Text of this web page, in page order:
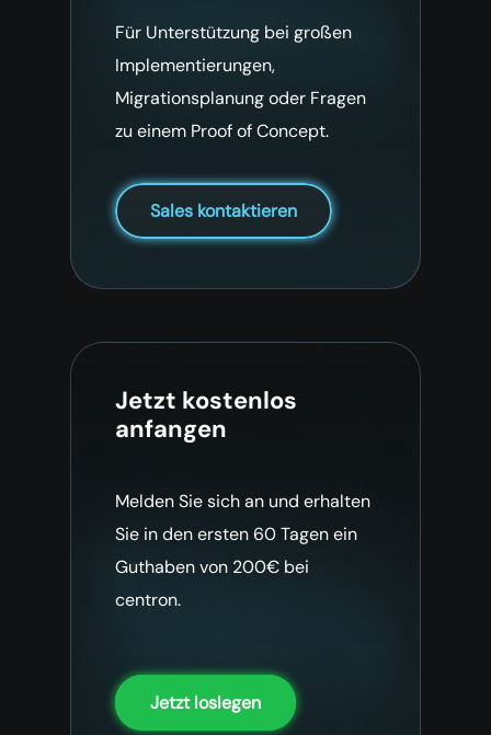
Für Unterstützung bei großen
Implementierungen,
Migrationsplanung oder Fragen
zu einem Proof of Concept.
Sales kontaktieren
Jetzt kostenlos
anfangen
Melden Sie sich an und erhalten
Sie in den ersten 60 Tagen ein
Guthaben von 200€ bei
centron.
Jetzt loslegen